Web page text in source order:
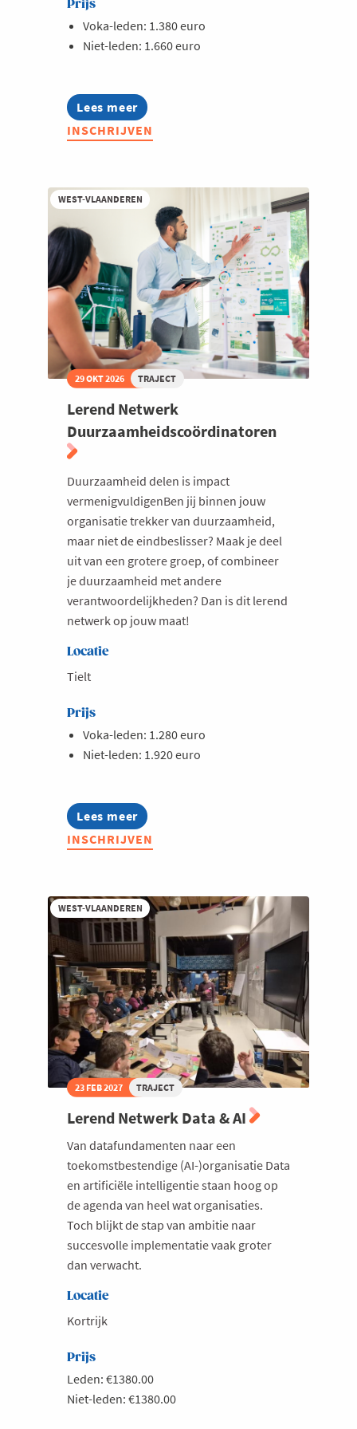
Prijs
Voka-leden: 1.380 euro
Niet-leden: 1.660 euro
Lees meer
about
Lerend
Netwerk
INSCHRIJVEN
WEST-VLAANDEREN
29 OKT 2026 TRAJECT
Lerend Netwerk
Duurzaamheidscoördinatoren
Duurzaamheid delen is impact
vermenigvuldigenBen jij binnen jouw
organisatie trekker van duurzaamheid,
maar niet de eindbeslisser? Maak je deel
uit van een grotere groep, of combineer
je duurzaamheid met andere
verantwoordelijkheden? Dan is dit lerend
netwerk op jouw maat!
Locatie
Tielt
Prijs
Voka-leden: 1.280 euro
Niet-leden: 1.920 euro
Lees meer
about
Lerend
Netwerk
INSCHRIJVEN
WEST-VLAANDEREN
23 FEB 2027 TRAJECT
Lerend Netwerk Data & AI
Van datafundamenten naar een
toekomstbestendige (AI-)organisatie Data
en artificiële intelligentie staan hoog op
de agenda van heel wat organisaties.
Toch blijkt de stap van ambitie naar
succesvolle implementatie vaak groter
dan verwacht.
Locatie
Kortrijk
Prijs
Leden: €1380.00
Niet-leden: €1380.00